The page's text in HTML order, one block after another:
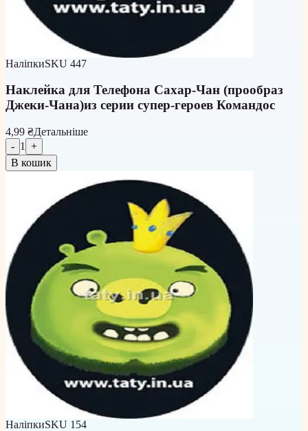
НаліпкиSKU 447
Наклейка для Телефона Сахар-Чан (прообраз
Джеки-Чана)из серии супер-героев Командос
4,99 ₴Детальніше
- 1
+
В кошик
НаліпкиSKU 154